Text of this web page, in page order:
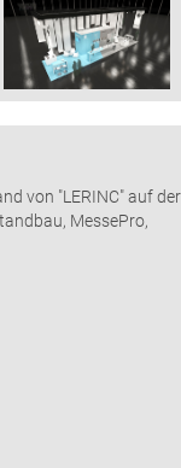
von "LERINC" auf der
MessePro,